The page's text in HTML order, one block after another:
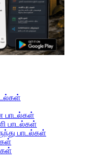
பாடல்கள்
பாடல்கள்
பாடல்கள்